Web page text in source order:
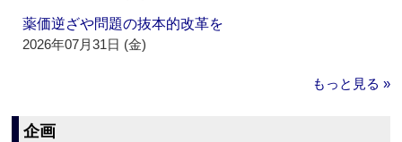
薬価逆ざや問題の抜本的改革を
2026年07月31日 (金)
もっと見る »
企画